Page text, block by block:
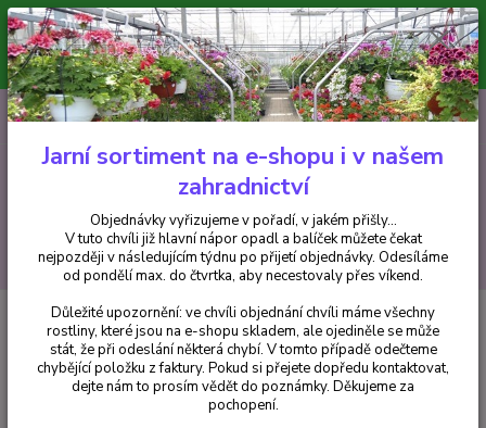
Minimální hodnota pro odeslání z e-shopu je 300 Kč.
V tuto chvíli již hlavní nápor objednávek opadl a balíček můžete čekat
nejpozději v následujícím týdnu po přijetí objednávky. Objednávky
vyřizujeme v pořadí, v jakém přišly...
CZK
Hledat
+420 602 223 614 0ks
za0 Kč
Fuchsie Diva Double Neon White Fuchsie 949
Diva Double Neon White Fuchsie
Jarní sortiment na e-shopu i v našem
zahradnictví
Objednávky vyřizujeme v pořadí, v jakém přišly...
V tuto chvíli již hlavní nápor opadl a balíček můžete čekat
nejpozději v následujícím týdnu po přijetí objednávky. Odesíláme
od pondělí max. do čtvrtka, aby necestovaly přes víkend.
Důležité upozornění: ve chvíli objednání chvíli máme všechny
rostliny, které jsou na e-shopu skladem, ale ojediněle se může
stát, že při odeslání některá chybí. V tomto případě odečteme
chybějící položku z faktury. Pokud si přejete dopředu kontaktovat,
dejte nám to prosím vědět do poznámky. Děkujeme za
pochopení.